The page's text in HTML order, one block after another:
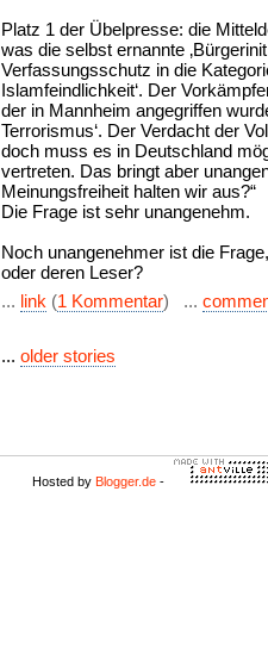
Platz 1 der Übelpresse: die
was die selbst ernannte
Verfassungsschutz in die
Islamfeindlichkeit‘. Der
der in Mannheim angegriffen
Terrorismus‘. Der Verdacht der
doch muss es in Deutschland
vertreten. Das bringt aber
Meinungsfreiheit halten wir aus?“
Die Frage ist sehr unangenehm.
Noch unangenehmer ist die
oder deren Leser?
... link (1 Kommentar) ...
... older stories
Hosted by Blogger.de -